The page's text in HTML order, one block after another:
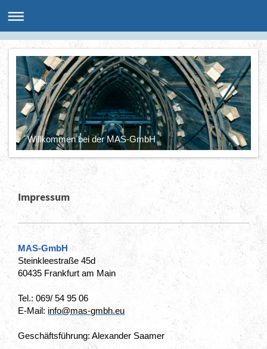
Willkommen bei der MAS-GmbH
Impressum
MAS-GmbH
Steinkleestraße 45d
60435 Frankfurt am Main
Tel.: 069/ 54 95 06
E-Mail: info@mas-gmbh.eu
Geschäftsführung: Alexander Saamer